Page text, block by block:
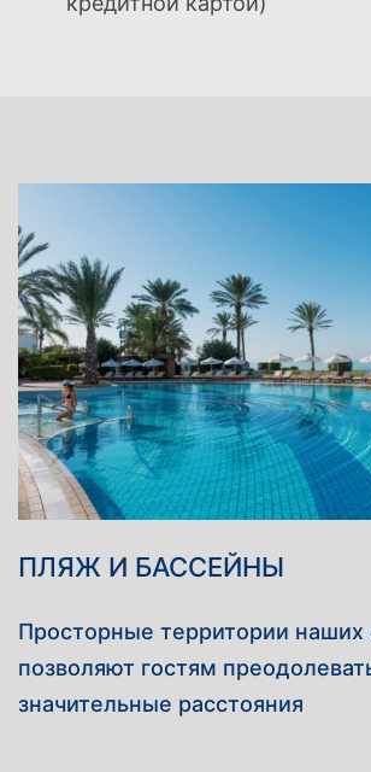
ПЛЯЖ И БАССЕЙНЫ
Просторные территории наших
позволяют гостям
значительные расстояния